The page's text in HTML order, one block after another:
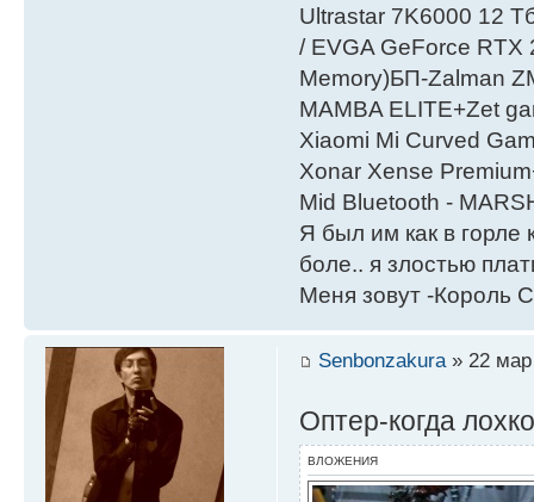
Ultrastar 7K6000 12
/ EVGA GeForce RTX
Мemory)БП-Zalman
MAMBA ELITE+Zet
Xiaomi Mi Curved
Xonar Xense
Mid Bluetooth -
Я был им как в горле
боле.. я злостью
Меня зовут -Король
Senbonzakura» 22 мар
Оптер-когда
ВЛОЖЕНИЯ